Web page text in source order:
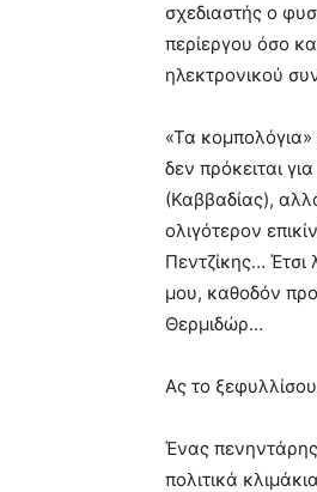
σχεδιαστής ο
περίεργου όσο
ηλεκτρονικού
«Τα
δεν πρόκειται
(Καββαδίας),
ολιγότερον
Πεντζίκης…
μου, καθοδόν
Θερμιδώρ…
Ας το
Ένας
πολιτικά